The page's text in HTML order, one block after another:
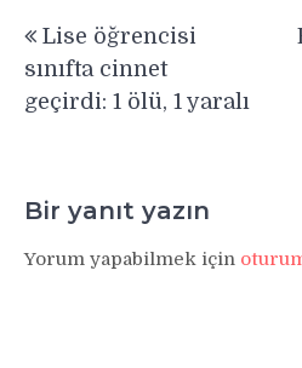
gezinmesi
Lise öğrencisi
sınıfta cinnet
geçirdi: 1 ölü, 1 yaralı
Bir yanıt yazın
Yorum yapabilmek için